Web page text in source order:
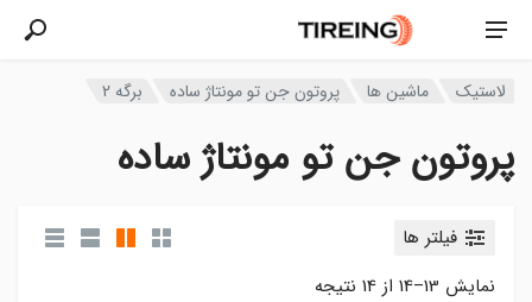
لاستیک ماشین ها پروتون جن تو مونتاژ ساده برگه 2
پروتون جن تو مونتاژ ساده
فیلتر ها
نمایش 13–14 از 14 نتیجه